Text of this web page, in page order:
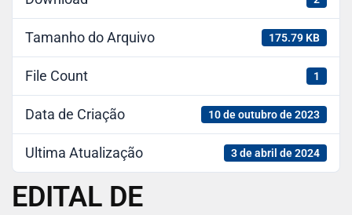
Tamanho do Arquivo 175.79 KB
File Count 1
Data de Criação 10 de outubro de 2023
Ultima Atualização 3 de abril de 2024
EDITAL DE